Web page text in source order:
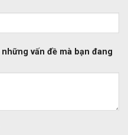
vấn đề mà bạn đang